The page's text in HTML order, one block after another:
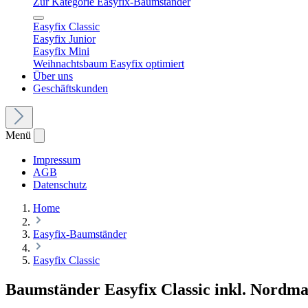
Easyfix Classic
Easyfix Junior
Easyfix Mini
Weihnachtsbaum Easyfix optimiert
Über uns
Geschäftskunden
Menü
Impressum
AGB
Datenschutz
Home
Easyfix-Baumständer
Easyfix Classic
Baumständer Easyfix Classic inkl.